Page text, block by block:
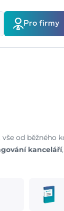
Pro firmy
od běžného
kanceláří